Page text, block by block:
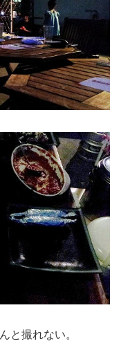
と撮れない。